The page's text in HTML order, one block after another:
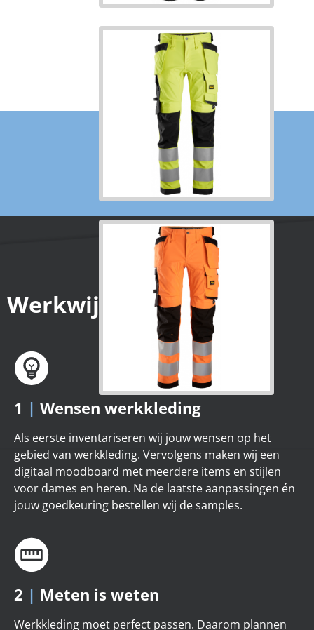
Werkwijze
1 | Wensen werkkleding
Als eerste inventariseren wij jouw wensen op het
gebied van werkkleding. Vervolgens maken wij een
digitaal moodboard met meerdere items en stijlen
voor dames en heren. Na de laatste aanpassingen én
jouw goedkeuring bestellen wij de samples.
2 | Meten is weten
Werkkleding moet perfect passen. Daarom plannen